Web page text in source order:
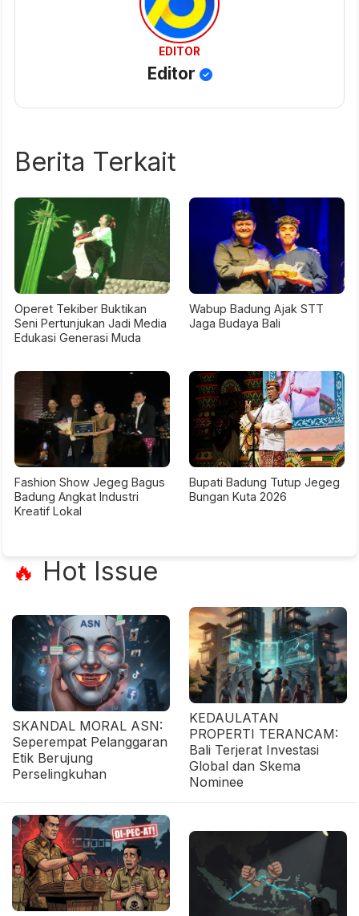
EDITOR
Editor
Berita Terkait
Operet Tekiber Buktikan
Seni Pertunjukan Jadi Media
Edukasi Generasi Muda
Wabup Badung Ajak STT
Jaga Budaya Bali
Fashion Show Jegeg Bagus
Badung Angkat Industri
Kreatif Lokal
Bupati Badung Tutup Jegeg
Bungan Kuta 2026
🔥 Hot Issue
SKANDAL MORAL ASN:
Seperempat Pelanggaran
Etik Berujung
Perselingkuhan
KEDAULATAN
PROPERTI TERANCAM:
Bali Terjerat Investasi
Global dan Skema
Nominee